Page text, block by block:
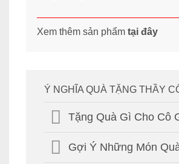
Xem thêm sản phẩm tại đây
Ý NGHĨA QUÀ TẶNG THẦY
Tặng Quà Gì Cho Cô
Gợi Ý Những Món